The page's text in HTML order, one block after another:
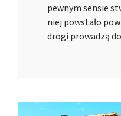
pewnym sensie
niej powstało
drogi prowadzą